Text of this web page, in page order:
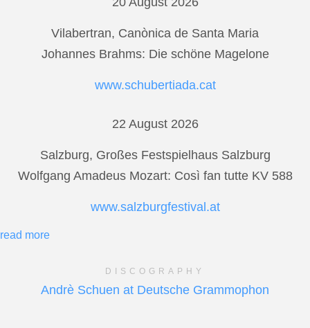
Vilabertran, Canònica de Santa Maria
Johannes Brahms: Die schöne Magelone
www.schubertiada.cat
22 August 2026
Salzburg, Großes Festspielhaus Salzburg
Wolfgang Amadeus Mozart: Così fan tutte KV 588
www.salzburgfestival.at
read more
DISCOGRAPHY
Andrè Schuen at Deutsche Grammophon